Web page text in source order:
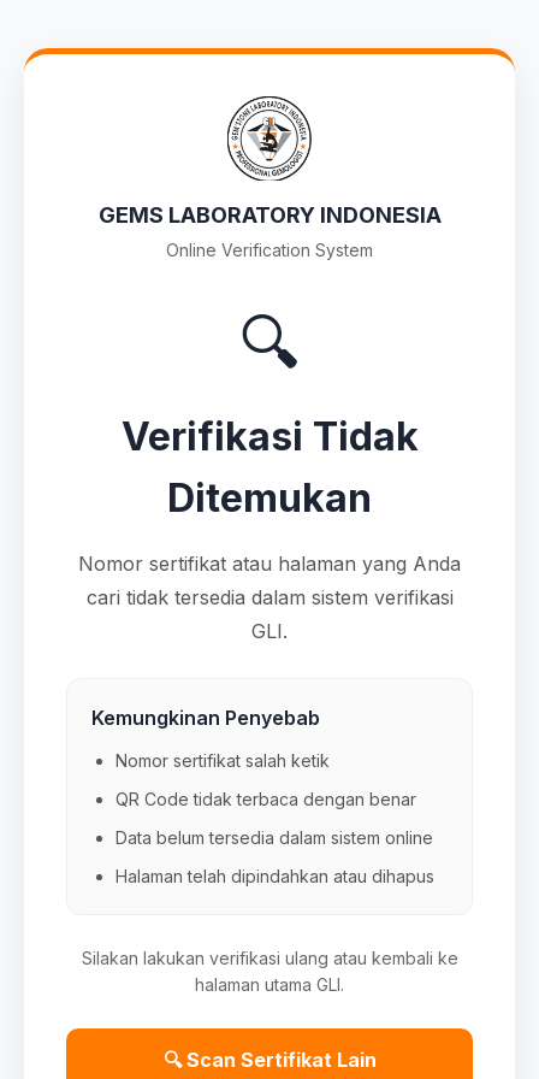
GEMS LABORATORY INDONESIA
Online Verification System
🔍
Verifikasi Tidak
Ditemukan
Nomor sertifikat atau halaman yang Anda
cari tidak tersedia dalam sistem verifikasi
GLI.
Kemungkinan Penyebab
Nomor sertifikat salah ketik
QR Code tidak terbaca dengan benar
Data belum tersedia dalam sistem online
Halaman telah dipindahkan atau dihapus
Silakan lakukan verifikasi ulang atau kembali ke
halaman utama GLI.
🔍 Scan Sertifikat Lain